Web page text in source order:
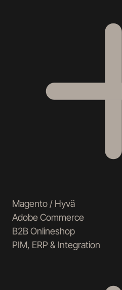
Magento / Hyvä
Adobe Commerce
B2B Onlineshop
PIM, ERP & Integration